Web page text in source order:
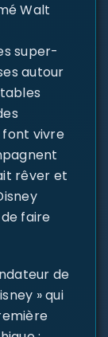
Walt
super-
autour
font vivre
rêver et
faire
de
» qui